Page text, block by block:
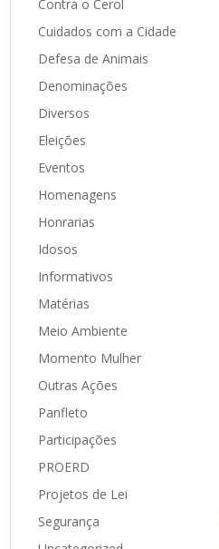
Contra o Cerol
Cuidados com a Cidade
Defesa de Animais
Denominações
Diversos
Eleições
Eventos
Homenagens
Honrarias
Idosos
Informativos
Matérias
Meio Ambiente
Momento Mulher
Outras Ações
Panfleto
Participações
PROERD
Projetos de Lei
Segurança